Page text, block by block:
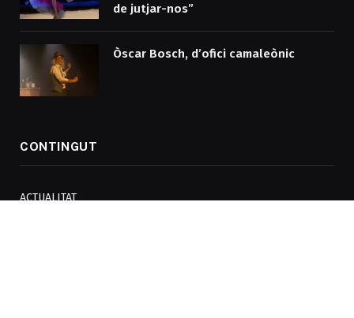
de jutjar-nos”
Òscar Bosch, d’ofici camaleònic
CONTINGUT
ACTUALITAT